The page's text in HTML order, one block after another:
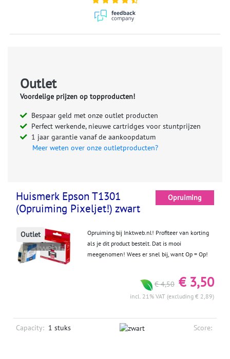
Outlet
Voordelige prijzen op topproducten!
Bespaar geld met onze outlet producten
Perfect werkende, nieuwe cartridges voor stuntprijzen
1 jaar garantie vanaf de aankoopdatum
Meer weten over onze outletproducten?
Huismerk Epson T1301
(Opruiming Pixeljet!) zwart
Opruiming
Outlet
Opruiming bij Inktweb.nl! Profiteer van korting
als je dit product bestelt. Dat is mooi
meegenomen! Wees er snel bij, want Op = Op!
€ 4,50 € 3,50
incl. 21% VAT (excluding € 2,89)
Capacity: 1 stuks Score: